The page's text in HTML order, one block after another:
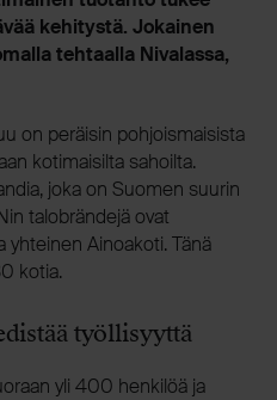
kehitystä. Jokainen
tehtaalla Nivalassa,
on peräisin pohjoismaisista
kotimaisilta sahoilta.
joka on Suomen suurin
talobrändejä ovat
yhteinen Ainoakoti. Tänä
kotia.
työllisyyttä
yli 400 henkilöä ja